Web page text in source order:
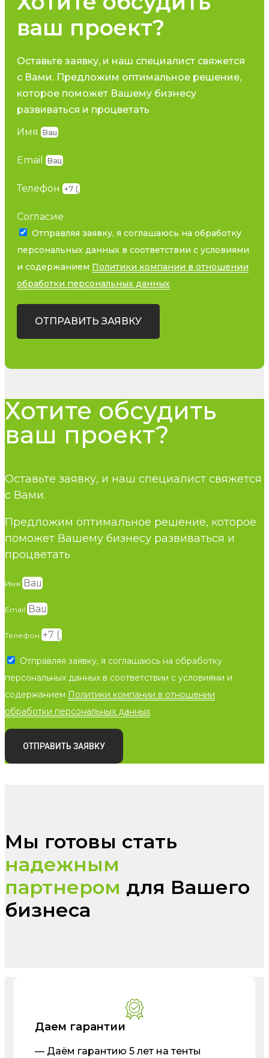
ваш проект?
Оставьте заявку, и наш специалист свяжется
с Вами. Предложим оптимальное решение,
которое поможет Вашему бизнесу
развиваться и процветать
Имя
Email
Телефон
Согласие
Отправляя заявку, я соглашаюсь на обработку
персональных данных в соответствии с условиями
и содержанием Политики компании в отношении
обработки персональных данных
ОТПРАВИТЬ ЗАЯВКУ
Хотите обсудить
ваш проект?
Оставьте заявку, и наш специалист свяжется
с Вами.
Предложим оптимальное решение, которое
поможет Вашему бизнесу развиваться и
процветать
Имя
Email
Телефон
Отправляя заявку, я соглашаюсь на обработку
персональных данных в соответствии с условиями и
содержанием Политики компании в отношении
обработки персональных данных
ОТПРАВИТЬ ЗАЯВКУ
Мы готовы стать
надежным
партнером для Вашего
бизнеса
Даем гарантии
— Даём гарантию 5 лет на тенты